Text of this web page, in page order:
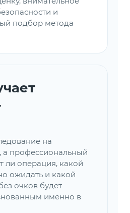
и
подбор метода
на
а профессиональный
ли операция, какой
ожидать и какой
очков будет
именно в